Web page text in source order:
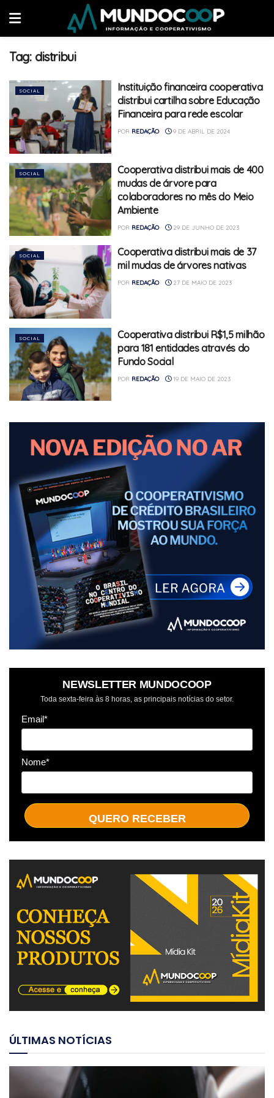
Tag: distribui
SOCIAL
Instituição financeira cooperativa
distribui cartilha sobre Educação
Financeira para rede escolar
POR REDAÇÃO 9 DE ABRIL DE 2024
SOCIAL
Cooperativa distribui mais de 400
mudas de árvore para
colaboradores no mês do Meio
Ambiente
POR REDAÇÃO 29 DE JUNHO DE 2023
SOCIAL
Cooperativa distribui mais de 37
mil mudas de árvores nativas
POR REDAÇÃO 27 DE MAIO DE 2023
SOCIAL
Cooperativa distribui R$1,5 milhão
para 181 entidades através do
Fundo Social
POR REDAÇÃO 19 DE MAIO DE 2023
NEWSLETTER MUNDOCOOP
Toda sexta-feira às 8 horas, as principais notícias do setor.
Email*
Nome*
QUERO RECEBER
ÚLTIMAS NOTÍCIAS